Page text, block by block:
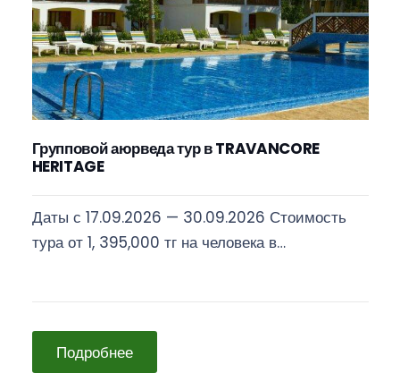
Групповой аюрведа тур в TRAVANCORE
HERITAGE
Даты с 17.09.2026 — 30.09.2026 Стоимость
тура от 1, 395,000 тг на человека в…
Подробнее